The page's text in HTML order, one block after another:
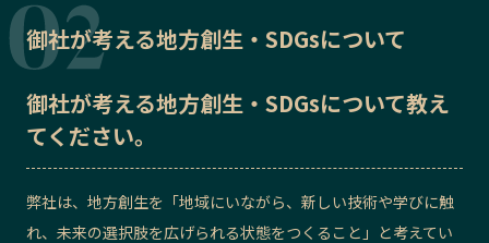
御社が考える地方創生・SDGsについて
御社が考える地方創生・SDGsについて教え
てください。
弊社は、地方創生を「地域にいながら、新しい技術や学びに触
れ、未来の選択肢を広げられる状態をつくること」と考えてい